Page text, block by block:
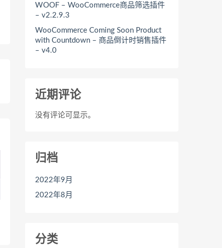
WOOF – WooCommerce商品筛选插件
– v2.2.9.3
WooCommerce Coming Soon Product
with Countdown – 商品倒计时销售插件
– v4.0
近期评论
没有评论可显示。
归档
2022年9月
2022年8月
分类